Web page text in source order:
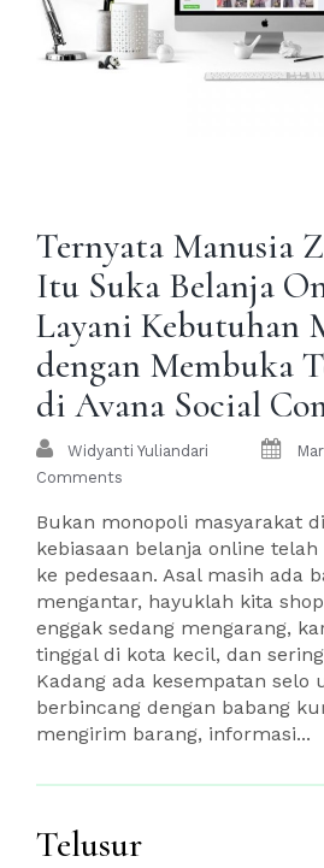
Ternyata Manusia
Itu Suka Belanja
Layani Kebutuhan
dengan Membuka
di Avana Social
Widyanti Yuliandari
Comments
Bukan monopoli masyarakat
kebiasaan belanja online
ke pedesaan. Asal masih ada
mengantar, hayuklah kita
enggak sedang mengarang,
tinggal di kota kecil, dan
Kadang ada kesempatan selo
berbincang dengan babang
mengirim barang, informasi...
Telusur